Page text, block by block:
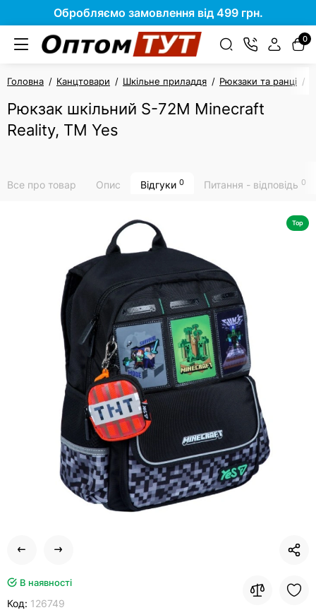
Обробляємо замовлення від 499 грн.
0
Головна Канцтовари Шкільне приладдя Рюкзаки та ранці
Рюкзак шкільний S-72M Minecraft
Reality, ТМ Yes
Все про товар Опис Відгуки 0 Питання - відповідь 0
Top
В наявності
Код: 126749